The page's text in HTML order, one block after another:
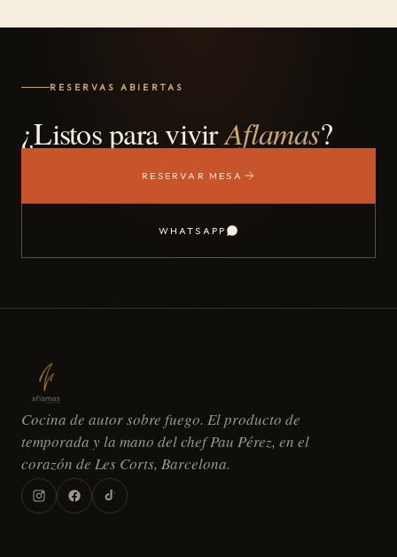
RESERVAS ABIERTAS
¿Listos para vivirAflamas?
RESERVAR MESA
WHATSAPP
Cocina de autor sobre fuego. El producto de
temporada y la mano del chef Pau Pérez, en el
corazón de Les Corts, Barcelona.